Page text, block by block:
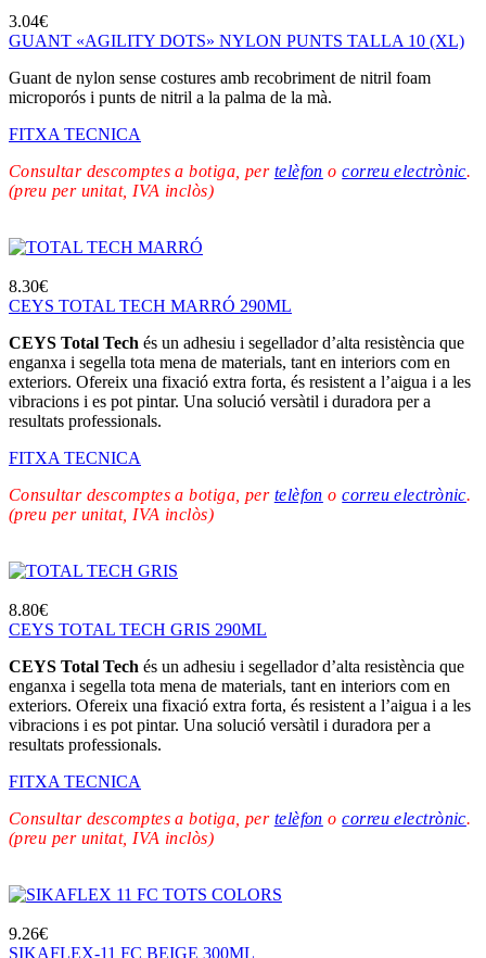
3.04€
GUANT «AGILITY DOTS» NYLON PUNTS TALLA 10 (XL)
Guant de nylon sense costures amb recobriment de nitril foam
microporós i punts de nitril a la palma de la mà.
FITXA TECNICA
Consultar descomptes a botiga, per telèfon ocorreu electrònic.
(preu per unitat, IVA inclòs)
8.30€
CEYS TOTAL TECH MARRÓ 290ML
CEYS Total Tech és un adhesiu i segellador d’alta resistència que
enganxa i segella tota mena de materials, tant en interiors com en
exteriors. Ofereix una fixació extra forta, és resistent a l’aigua i a les
vibracions i es pot pintar. Una solució versàtil i duradora per a
resultats professionals.
FITXA TECNICA
Consultar descomptes a botiga, per telèfon ocorreu electrònic.
(preu per unitat, IVA inclòs)
8.80€
CEYS TOTAL TECH GRIS 290ML
CEYS Total Tech és un adhesiu i segellador d’alta resistència que
enganxa i segella tota mena de materials, tant en interiors com en
exteriors. Ofereix una fixació extra forta, és resistent a l’aigua i a les
vibracions i es pot pintar. Una solució versàtil i duradora per a
resultats professionals.
FITXA TECNICA
Consultar descomptes a botiga, per telèfon ocorreu electrònic.
(preu per unitat, IVA inclòs)
9.26€
SIKAFLEX-11 FC BEIGE 300ML